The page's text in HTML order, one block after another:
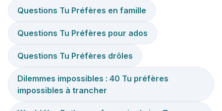
Questions Tu Préfères en famille
Questions Tu Préfères pour ados
Questions Tu Préfères drôles
Dilemmes impossibles : 40 Tu préfères
impossibles à trancher